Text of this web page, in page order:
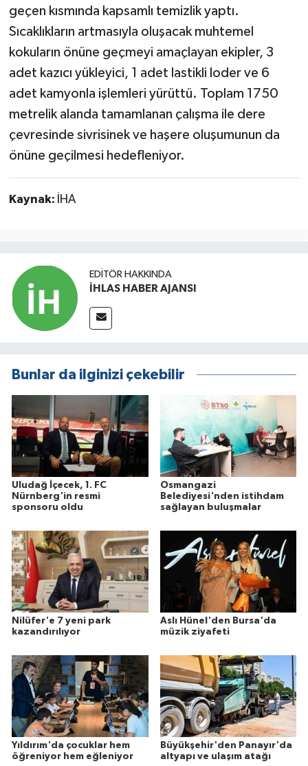
geçen kısmında kapsamlı temizlik yaptı.
Sıcaklıkların artmasıyla oluşacak muhtemel
kokuların önüne geçmeyi amaçlayan ekipler, 3
adet kazıcı yükleyici, 1 adet lastikli loder ve 6
adet kamyonla işlemleri yürüttü. Toplam 1750
metrelik alanda tamamlanan çalışma ile dere
çevresinde sivrisinek ve haşere oluşumunun da
önüne geçilmesi hedefleniyor.
Kaynak: İHA
EDITÖR HAKKINDA
İHLAS HABER AJANSI
Bunlar da ilginizi çekebilir
Uludağ İçecek, 1. FC
Nürnberg'in resmi
sponsoru oldu
Osmangazi
Belediyesi'nden istihdam
sağlayan buluşmalar
Nilüfer'e 7 yeni park
kazandırılıyor
Aslı Hünel'den Bursa'da
müzik ziyafeti
Yıldırım'da çocuklar hem
öğreniyor hem eğleniyor
Büyükşehir'den Panayır'da
altyapı ve ulaşım atağı